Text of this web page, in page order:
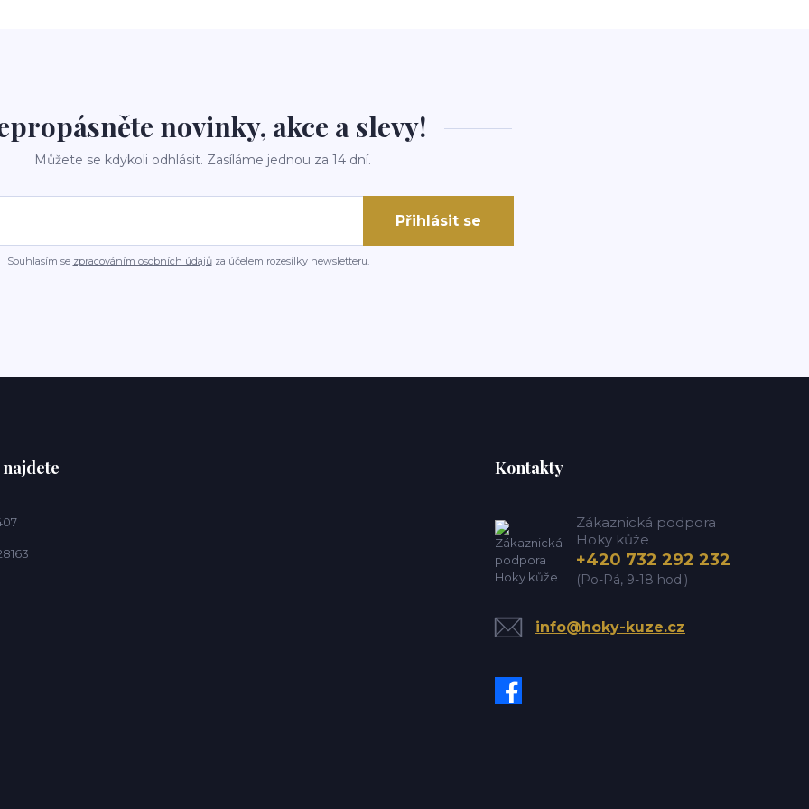
novinky, akce a slevy!
Můžete se kdykoli odhlásit. Zasíláme jednou za 14 dní.
Přihlásit se
Souhlasím se zpracováním osobních údajůza účelem rozesílky newsletteru.
Kontakty
Zákaznická podpora
Hoky kůže
+420 732 292 232
(Po-Pá, 9-18 hod.)
info@hoky-kuze.cz